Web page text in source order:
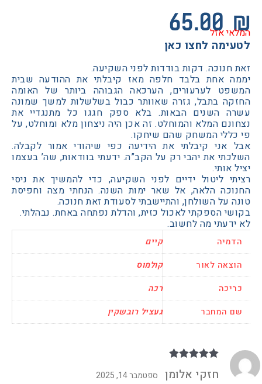
אזל
לחצו כאן
דקות בודדות לפני השקיעה.
אחת בלבד חלפה מאז קיבלתי את ההודעה שבית
לערעורים, הערכאה הגבוהה ביותר של האומה
בתבל, גזרה שאוותר כבול בשלשלות למשך שמונה
השנים הבאות. בלא ספק חגגו כל מתנגדיי את
המלא והמוחלט. זה אכן היה ניצחון מלא ומוחלט, על
המשחק שהם שיחקו.
קיבלתי את הידיעה כפי שיהודי אמור לקבלה.
את יהבי רק על הקב”ה. ידעתי בוודאות, שה’ בעצמו
ליטול ידיים לפני השקיעה, כדי להמשיך את ניסי
הלאה, אל שאר ימות השנה. הנחתי מצה וחפיסת
על השולחן, והתיישבתי לסעודת זאת חנוכה.
הספקתי לאכול כזית, והדלת נפתחה באחת. נבהלתי.
מה לחשוב.
לאור
המחבר
געציל רובשקין
דורג 5
חזקי אלומן ספטמבר 14, 2025